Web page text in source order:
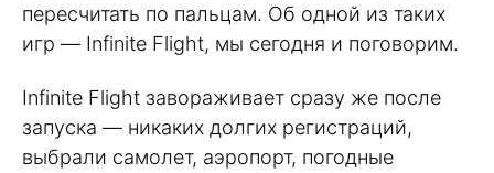
пересчитать по пальцам. Об одной из таких
игр — Infinite Flight, мы сегодня и поговорим.
Infinite Flight завораживает сразу же после
запуска — никаких долгих регистраций,
выбрали самолет, аэропорт, погодные